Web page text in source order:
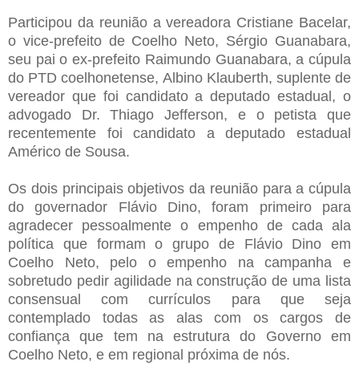
Participou da reunião a vereadora Cristiane Bacelar,
o vice-prefeito de Coelho Neto, Sérgio Guanabara,
seu pai o ex-prefeito Raimundo Guanabara, a cúpula
do PTD coelhonetense, Albino Klauberth, suplente de
vereador que foi candidato a deputado estadual, o
advogado Dr. Thiago Jefferson, e o petista que
recentemente foi candidato a deputado estadual
Américo de Sousa.
Os dois principais objetivos da reunião para a cúpula
do governador Flávio Dino, foram primeiro para
agradecer pessoalmente o empenho de cada ala
política que formam o grupo de Flávio Dino em
Coelho Neto, pelo o empenho na campanha e
sobretudo pedir agilidade na construção de uma lista
consensual com currículos para que seja
contemplado todas as alas com os cargos de
confiança que tem na estrutura do Governo em
Coelho Neto, e em regional próxima de nós.